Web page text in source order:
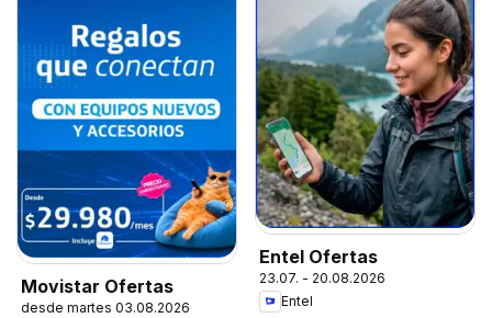
Movistar Ofertas
desde martes 03.08.2026
Entel Ofertas
23.07. - 20.08.2026
Entel